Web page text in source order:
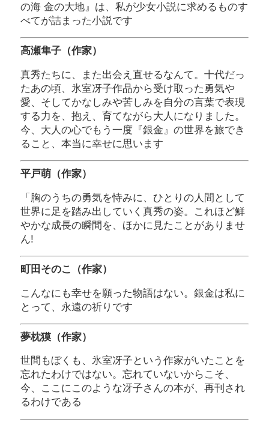
の海 金の大地』は、私が少女小説に求めるものす
べてが詰まった小説です
高瀬隼子（作家）
真秀たちに、また出会え直せるなんて。十代だっ
たあの頃、氷室冴子作品から受け取った勇気や
愛、そしてかなしみや苦しみを自分の言葉で表現
する力を、抱え、育てながら大人になりました。
今、大人の心でもう一度『銀金』の世界を旅でき
ること、本当に幸せに思います
平戸萌（作家）
「胸のうちの勇気を恃みに、ひとりの人間として
世界に足を踏み出していく真秀の姿。これほど鮮
やかな成長の瞬間を、ほかに見たことがありませ
ん!
町田そのこ（作家）
こんなにも幸せを願った物語はない。銀金は私に
とって、永遠の祈りです
夢枕獏（作家）
世間もぼくも、氷室冴子という作家がいたことを
忘れたわけではない。忘れていないからこそ、
今、ここにこのような冴子さんの本が、再刊され
るわけである